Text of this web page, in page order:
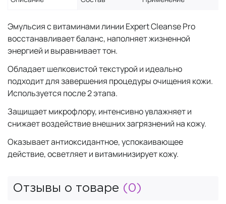
Эмульсия с витаминами линии Expert Cleanse Pro
восстанавливает баланс, наполняет жизненной
энергией и выравнивает тон.
Обладает шелковистой текстурой и идеально
подходит для завершения процедуры очищения кожи.
Используется после 2 этапа.
Защищает микрофлору, интенсивно увлажняет и
снижает воздействие внешних загрязнений на кожу.
Оказывает антиоксидантное, успокаивающее
действие, осветляет и витаминизирует кожу.
Отзывы о товаре (0)